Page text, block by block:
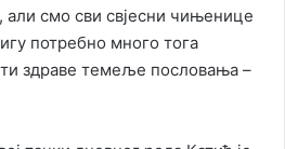
али смо сви свјесни чињенице
потребно много тога
здраве темеље пословања –